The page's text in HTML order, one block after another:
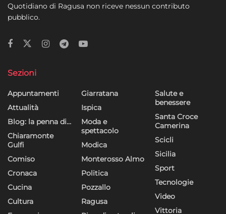
Quotidiano di Ragusa non riceve nessun contributo
pubblico.
Sezioni
Appuntamenti
Attualità
Blog: la penna di…
Chiaramonte
Gulfi
Comiso
Cronaca
Cucina
Cultura
Giarratana
Ispica
Moda e
spettacolo
Modica
Monterosso Almo
Politica
Pozzallo
Ragusa
Salute e
benessere
Santa Croce
Camerina
Scicli
Sicilia
Sport
Tecnologie
Video
Vittoria